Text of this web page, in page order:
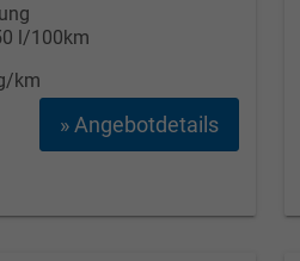
l/100km
km
» Angebotdetails